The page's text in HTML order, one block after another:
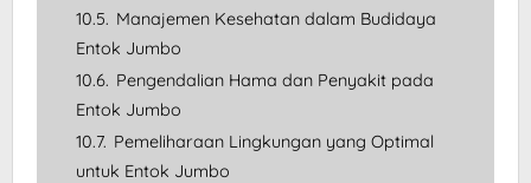
10.5. Manajemen Kesehatan dalam Budidaya
Entok Jumbo
10.6. Pengendalian Hama dan Penyakit pada
Entok Jumbo
10.7. Pemeliharaan Lingkungan yang Optimal
untuk Entok Jumbo